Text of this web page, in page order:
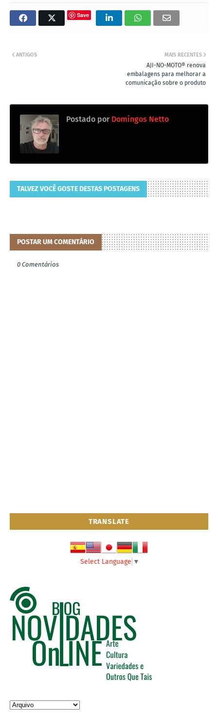
Save
MAIS RECENTES
AJI-NO-MOTO® renova
embalagens para melhorar a
comunicação sobre o produto
ANTIGOS
Postado por Domingos Netto
TALVEZ VOCÊ GOSTE DESTAS POSTAGENS
POSTAR UM COMENTÁRIO
0 Comentários
TRANSLATE
Select Language ▼